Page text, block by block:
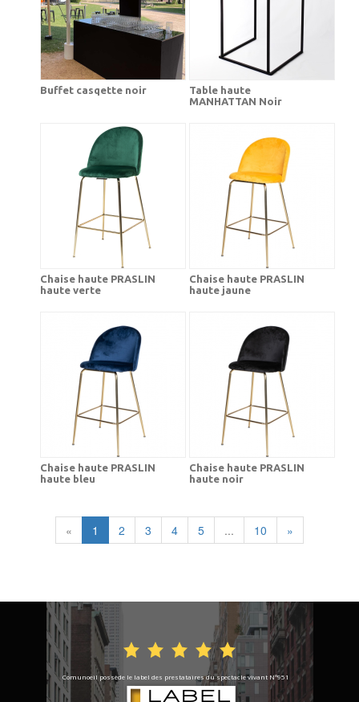
Buffet casqette noir
Table haute
MANHATTAN Noir
Chaise haute PRASLIN
haute verte
Chaise haute PRASLIN
haute jaune
Chaise haute PRASLIN
haute bleu
Chaise haute PRASLIN
haute noir
« 1 2 3 4 5 ... 10 »
Comunoeil possède le label des prestataires du spectacle vivant N°951